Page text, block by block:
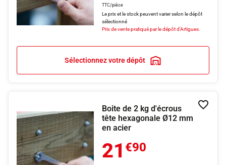
TTC/pièce
Le prix et le stock peuvent varier selon le dépôt
sélectionné
Prix de vente pratiqué par le dépôt d'Artigues.
Sélectionnez votre dépôt
Boite de 2 kg d'écrous
tête hexagonale Ø12 mm
en acier
21 €90